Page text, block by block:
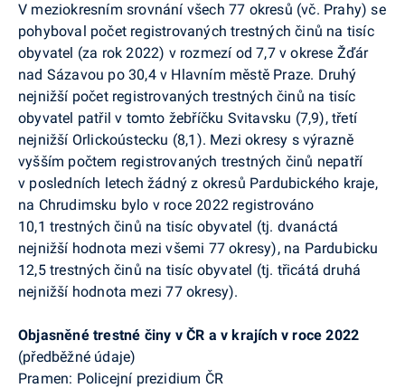
V meziokresním srovnání všech 77 okresů (vč. Prahy) se
pohyboval počet registrovaných trestných činů na tisíc
obyvatel (za rok 2022) v rozmezí od 7,7 v okrese Žďár
nad Sázavou po 30,4 v Hlavním městě Praze. Druhý
nejnižší počet registrovaných trestných činů na tisíc
obyvatel patřil v tomto žebříčku Svitavsku (7,9), třetí
nejnižší Orlickoústecku (8,1). Mezi okresy s výrazně
vyšším počtem registrovaných trestných činů nepatří
v posledních letech žádný z okresů Pardubického kraje,
na Chrudimsku bylo v roce 2022 registrováno
10,1 trestných činů na tisíc obyvatel (tj. dvanáctá
nejnižší hodnota mezi všemi 77 okresy), na Pardubicku
12,5 trestných činů na tisíc obyvatel (tj. třicátá druhá
nejnižší hodnota mezi 77 okresy).
Objasněné trestné činy v ČR a v krajích v roce 2022
(předběžné údaje)
Pramen: Policejní prezidium ČR